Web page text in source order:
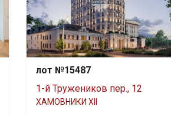
лот №15487
1-й Тружеников пер., 12
ХАМОВНИКИ XII